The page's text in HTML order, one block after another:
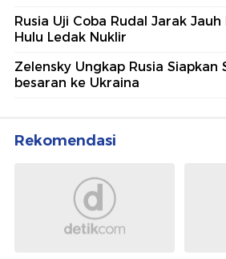
Rusia Uji Coba Rudal Jarak
Hulu Ledak Nuklir
Zelensky Ungkap Rusia Siapkan
besaran ke Ukraina
Rekomendasi